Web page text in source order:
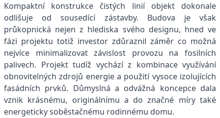
Kompaktní konstrukce čistých linií objekt dokonale
odlišuje od sousedící zástavby. Budova je však
průkopnická nejen z hlediska svého designu, hned ve
fázi projektu totiž investor zdůraznil záměr co možná
nejvíce minimalizovat závislost provozu na fosilních
palivech. Projekt tudíž vychází z kombinace využívání
obnovitelných zdrojů energie a použití vysoce izolujících
fasádních prvků. Důmyslná a odvážná koncepce dala
vznik krásnému, originálnímu a do značné míry také
energeticky soběstačnému rodinnému domu.